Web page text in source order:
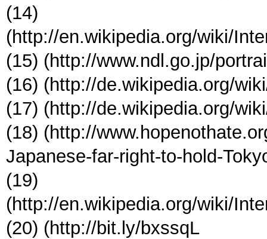
(14)
(http://en.wikipedia.org/wiki/
(15) (http://www.ndl.go.jp/
(16) (http://de.wikipedia.org/
(17) (http://de.wikipedia.org/
(18) (http://
Japanese-far-right-to-hold-
(19)
(http://en.wikipedia.org/wiki/
(20) (http://bit.ly/bxssqL